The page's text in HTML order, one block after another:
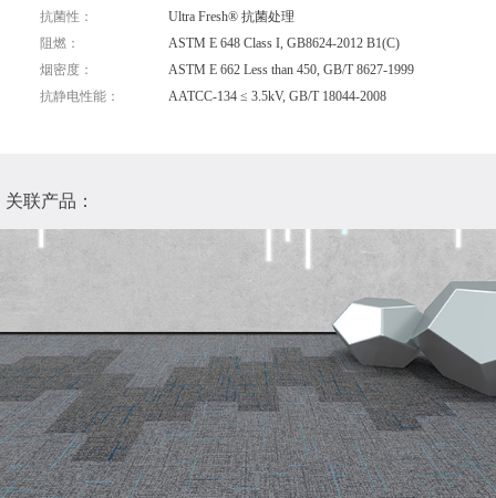
抗菌性：
Ultra Fresh® 抗菌处理
阻燃：
ASTM E 648 Class I, GB8624-2012 B1(C)
烟密度：
ASTM E 662 Less than 450, GB/T 8627-1999
抗静电性能：
AATCC-134 ≤ 3.5kV, GB/T 18044-2008
关联产品：